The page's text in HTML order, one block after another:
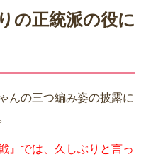
の正統派の役に
んの三つ編み姿の披露に
』では、久しぶりと言っ